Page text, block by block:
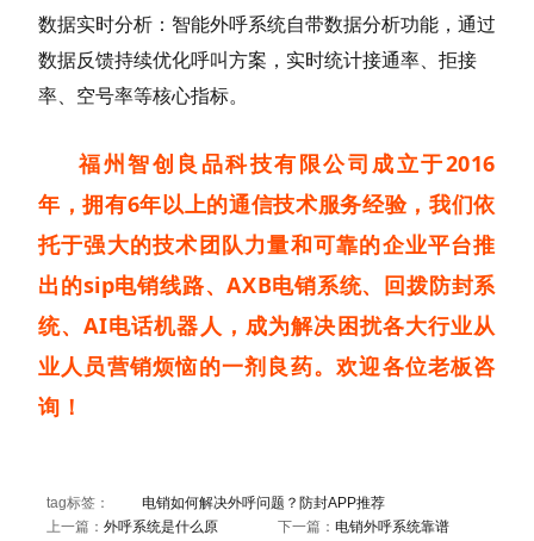
数据实时分析：智能外呼系统自带数据分析功能，通过
数据反馈持续优化呼叫方案，实时统计接通率、拒接
率、空号率等核心指标。
福州智创良品科技有限公司成立于2016
年，拥有6年以上的通信技术服务经验，我们依
托于强大的技术团队力量和可靠的企业平台推
出的sip电销线路、AXB电销系统、回拨防封系
统、AI电话机器人，成为解决困扰各大行业从
业人员营销烦恼的一剂良药。欢迎各位老板咨
询！
tag标签： 电销如何解决外呼问题？防封APP推荐
上一篇： 外呼系统是什么原
下一篇： 电销外呼系统靠谱